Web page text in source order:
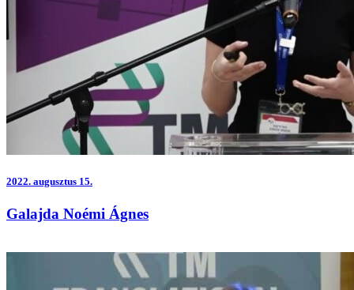
2022. augusztus 15.
Galajda Noémi Ágnes